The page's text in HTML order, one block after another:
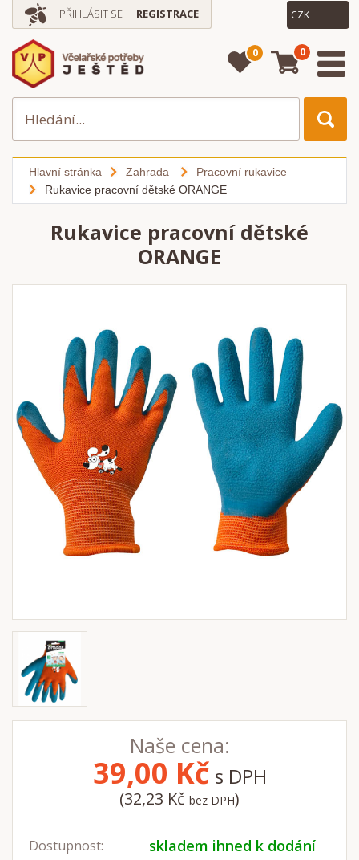
PŘIHLÁSIT SE REGISTRACE
0 0
Hlavní stránka Zahrada
Pracovní rukavice
Rukavice pracovní dětské ORANGE
Rukavice pracovní dětské
ORANGE
Naše cena:
39,00 Kč s DPH
(32,23 Kč bez DPH)
Dostupnost: skladem ihned k dodání